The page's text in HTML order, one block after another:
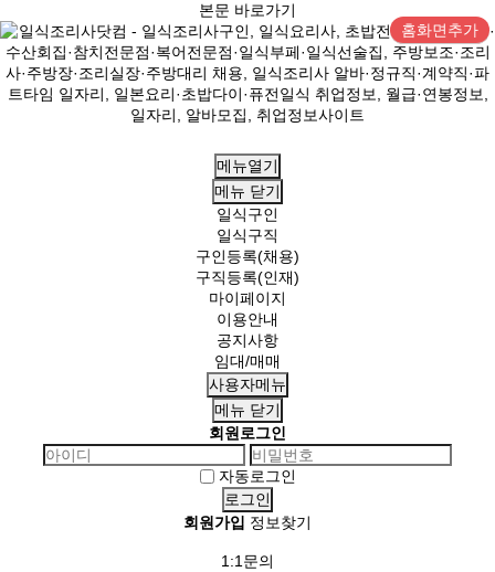
본문 바로가기
홈화면추가
메뉴열기
메뉴 닫기
일식구인
일식구직
구인등록(채용)
구직등록(인재)
마이페이지
이용안내
공지사항
임대/매매
사용자메뉴
메뉴 닫기
회원로그인
자동로그인
회원가입 정보찾기
1:1문의